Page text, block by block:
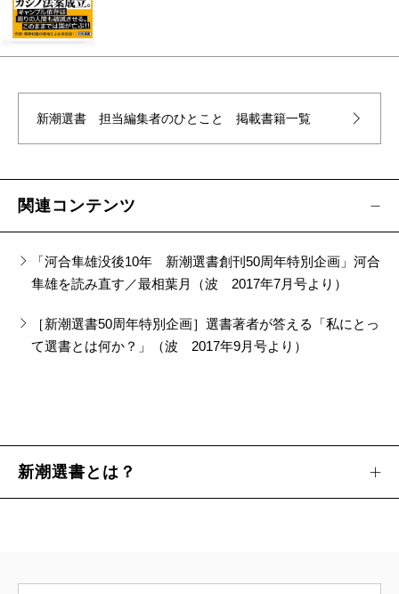
新潮選書 担当編集者のひとこと 掲載書籍一覧
関連コンテンツ
「河合隼雄没後10年 新潮選書創刊50周年特別企画」河合
隼雄を読み直す／最相葉月（波 2017年7月号より）
［新潮選書50周年特別企画］選書著者が答える「私にとっ
て選書とは何か？」（波 2017年9月号より）
新潮選書とは？